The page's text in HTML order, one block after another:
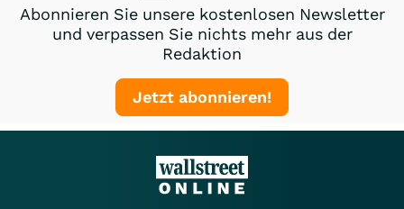
Abonnieren Sie unsere kostenlosen Newsletter
und verpassen Sie nichts mehr aus der
Redaktion
Jetzt abonnieren!